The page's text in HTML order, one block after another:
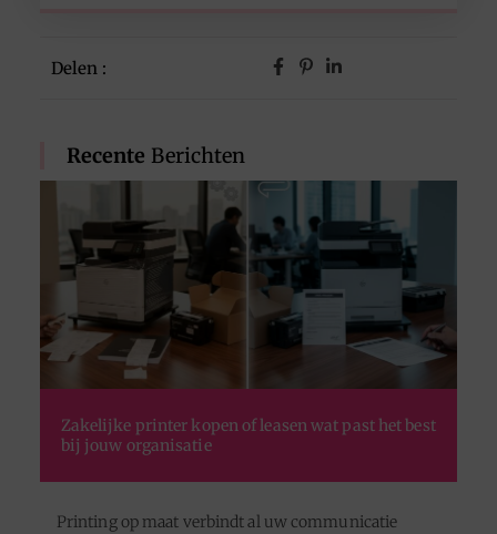
Delen :
Recente Berichten
Zakelijke printer kopen of leasen wat past het best
bij jouw organisatie
Printing op maat verbindt al uw communicatie